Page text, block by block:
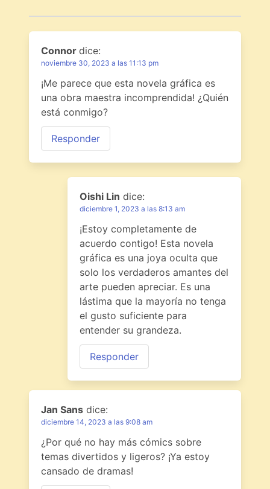
Connor dice:
noviembre 30, 2023 a las 11:13 pm
¡Me parece que esta novela gráfica es
una obra maestra incomprendida! ¿Quién
está conmigo?
Responder
Oishi Lin dice:
diciembre 1, 2023 a las 8:13 am
¡Estoy completamente de
acuerdo contigo! Esta novela
gráfica es una joya oculta que
solo los verdaderos amantes del
arte pueden apreciar. Es una
lástima que la mayoría no tenga
el gusto suficiente para
entender su grandeza.
Responder
Jan Sans dice:
diciembre 14, 2023 a las 9:08 am
¿Por qué no hay más cómics sobre
temas divertidos y ligeros? ¡Ya estoy
cansado de dramas!